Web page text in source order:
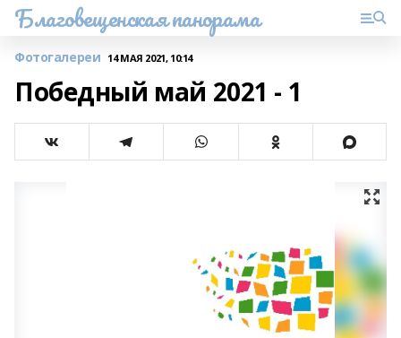
Благовещенская панорама
Фотогалереи 14 МАЯ 2021, 10:14
Победный май 2021 - 1